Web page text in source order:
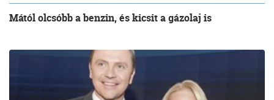
Mától olcsóbb a benzin, és kicsit a gázolaj is